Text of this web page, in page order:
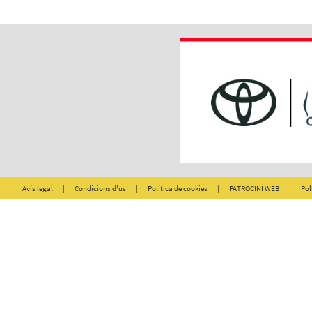
Avís legal | Condicions d'us | Política de cookies | PATROCINI WEB |